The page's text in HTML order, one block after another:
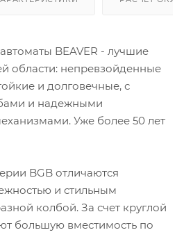
BEAVER - лучшие
области: непревзойденные
и долговечные, с
и надежными
Уже более 50 лет
BGB отличаются
и стильным
колбой. За счет круглой
большую вместимость по